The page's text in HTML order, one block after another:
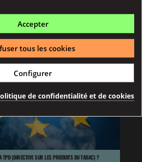
TPD (DIRECTIVE SUR LES PRODUITS DU TABAC) ?
Accepter
tous les cookies
Configurer
de confidentialité et de cookies